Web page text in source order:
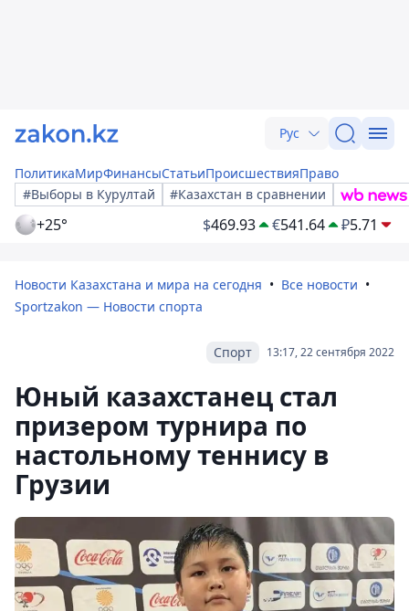
Рус
ПолитикаМирФинансыСтатьиПроисшествияПраво
#Выборы в Курултай
#Казахстан в сравнении
+25° $469.93 €541.64 ₽5.71
Новости Казахстана и мира на сегодня
Все новости
Sportzakon — Новости спорта
13:17, 22 сентября 2022
Спорт
Юный казахстанец стал
призером турнира по
настольному теннису в
Грузии